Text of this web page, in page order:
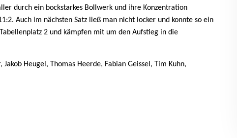
durch ein bockstarkes Bollwerk und ihre Konzentration
Auch im nächsten Satz ließ man nicht locker und konnte so ein
2 und kämpfen mit um den Aufstieg in die
Heugel, Thomas Heerde, Fabian Geissel, Tim Kuhn,